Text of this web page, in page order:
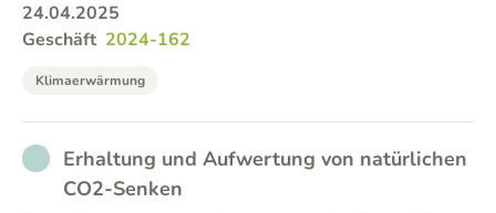
24.04.2025
Geschäft 2024-162
Klimaerwärmung
NOT_PARTICIPATED
Erhaltung und Aufwertung von natürlichen
CO2-Senken